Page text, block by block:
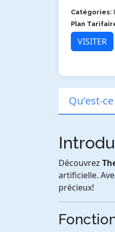
Catégories:
Plan
VISITER
Qu'est-
Découvrez
artificielle.
précieux!